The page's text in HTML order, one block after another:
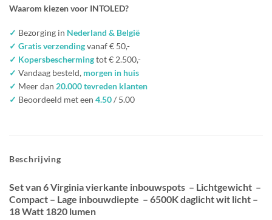
Waarom kiezen voor INTOLED?
✓ Bezorging in Nederland & België
✓ Gratis verzendingvanaf € 50,-
✓ Kopersbeschermingtot € 2.500,-
✓ Vandaag besteld, morgen in huis
✓ Meer dan 20.000 tevreden klanten
✓ Beoordeeld met een 4.50/ 5.00
Beschrijving
Set van 6 Virginia vierkante inbouwspots – Lichtgewicht –
Compact – Lage inbouwdiepte – 6500K daglicht wit licht –
18 Watt 1820 lumen